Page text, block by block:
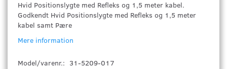
Hvid Positionslygte med Refleks og 1,5 meter kabel.
Godkendt Hvid Positionslygte med Refleks og 1,5 meter
kabel samt Pære
Mere information
Model/varenr.: 31-5209-017